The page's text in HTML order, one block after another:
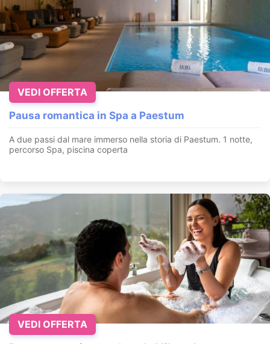
Pausa romantica in Spa a Paestum
A due passi dal mare immerso nella storia di Paestum. 1 notte,
percorso Spa, piscina coperta
VEDI OFFERTA
VEDI OFFERTA